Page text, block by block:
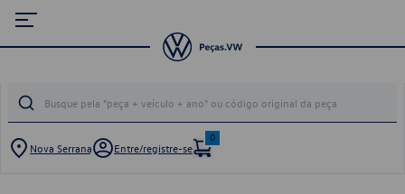
Nova Serrana Entre/registre-se
0